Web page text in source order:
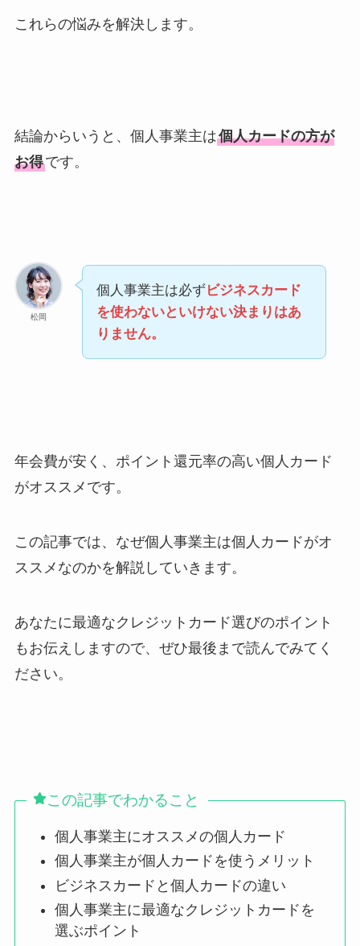
これらの悩みを解決します。
結論からいうと、個人事業主は個人カードの方が
お得です。
松岡
個人事業主は必ずビジネスカード
を使わないといけない決まりはあ
りません。
年会費が安く、ポイント還元率の高い個人カード
がオススメです。
この記事では、なぜ個人事業主は個人カードがオ
ススメなのかを解説していきます。
あなたに最適なクレジットカード選びのポイント
もお伝えしますので、ぜひ最後まで読んでみてく
ださい。
この記事でわかること
個人事業主にオススメの個人カード
個人事業主が個人カードを使うメリット
ビジネスカードと個人カードの違い
個人事業主に最適なクレジットカードを
選ぶポイント